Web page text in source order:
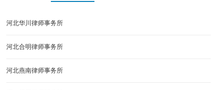
河北华川律师事务所
河北合明律师事务所
河北燕南律师事务所